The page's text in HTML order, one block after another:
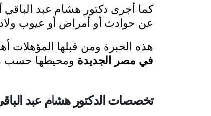
كما أجرى دكتور هشام عبد الباقي
عن حوادث أو أمراض أو عيوب
هذه الخبرة ومن قبلها المؤهلات
في مصر الجديدة ومحيطها حسب
تخصصات الدكتور هشام عبد